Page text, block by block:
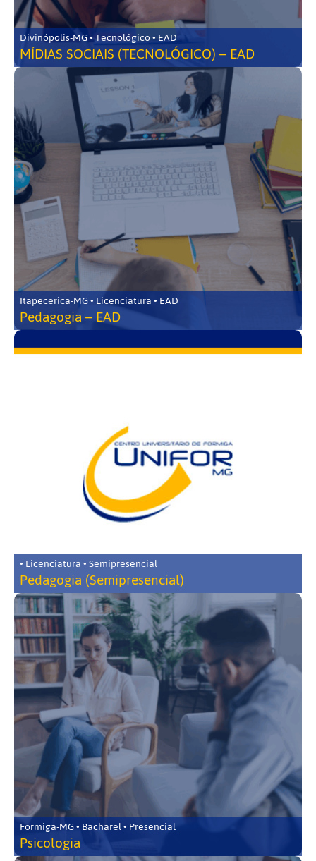
Divinópolis-MG • Tecnológico • EAD
MÍDIAS SOCIAIS (TECNOLÓGICO) – EAD
Itapecerica-MG • Licenciatura • EAD
Pedagogia – EAD
• Licenciatura • Semipresencial
Pedagogia (Semipresencial)
Formiga-MG • Bacharel • Presencial
Psicologia